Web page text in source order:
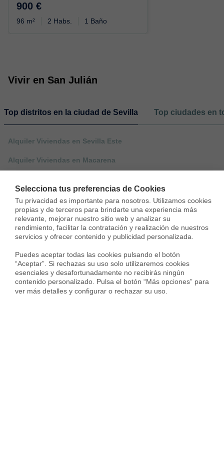
Selecciona tus preferencias de Cookies
Tu privacidad es importante para nosotros. Utilizamos cookies
propias y de terceros para brindarte una experiencia más
relevante, mejorar nuestro sitio web y analizar su
rendimiento, facilitar la contratación y realización de nuestros
servicios y ofrecer contenido y publicidad personalizada.
Puedes aceptar todas las cookies pulsando el botón
“Aceptar”. Si rechazas su uso solo utilizaremos cookies
esenciales y desafortunadamente no recibirás ningún
contenido personalizado. Pulsa el botón “Más opciones” para
ver más detalles y configurar o rechazar su uso.
900 €
96 m² 2 Habs. 1 Baño
Vivir en San Julián
Top distritos en la ciudad de Sevilla Top ciudades en
Alquiler Viviendas en Sevilla Este
Alquiler Viviendas en Macarena